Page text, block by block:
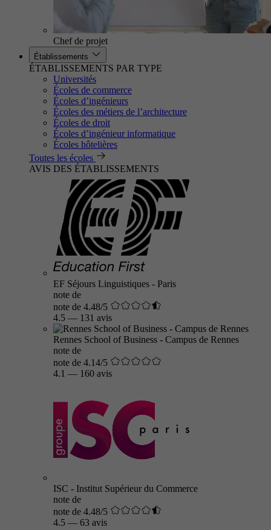
Chef de projet
Établissements
ÉTABLISSEMENTS PAR TYPE
Universités
Écoles de commerce
Écoles d’ingénieurs
Écoles des métiers de l’architecture
Écoles de droit
Écoles d’ingénieur informatique
Écoles hôtelières
Toutes les écoles
AVIS DES ÉTABLISSEMENTS
EF Séjours Linguistiques - Paris
note de
note de 4.48/5
4.5 — 131 avis
Rennes School of Business - Campus de Rennes
note de
note de 4.14/5
4.1 — 160 avis
ISC - Institut Supérieur du Commerce
note de
note de 4.48/5
4.5 — 63 avis